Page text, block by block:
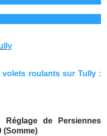
volets roulants sur Tully :
Réglage de Persiennes
(Somme)